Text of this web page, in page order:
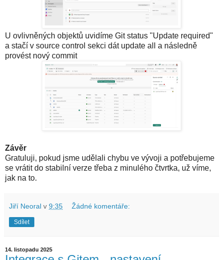
U ovlivněných objektů uvidíme Git status "Update required"
a stačí v source control sekci dát update all a následně
provést nový commit
Závěr
Gratuluji, pokud jsme udělali chybu ve vývoji a potřebujeme
se vrátit do stabilní verze třeba z minulého čtvrtka, už víme,
jak na to.
Jiří Neoral v 9:35 Žádné komentáře:
Sdílet
14. listopadu 2025